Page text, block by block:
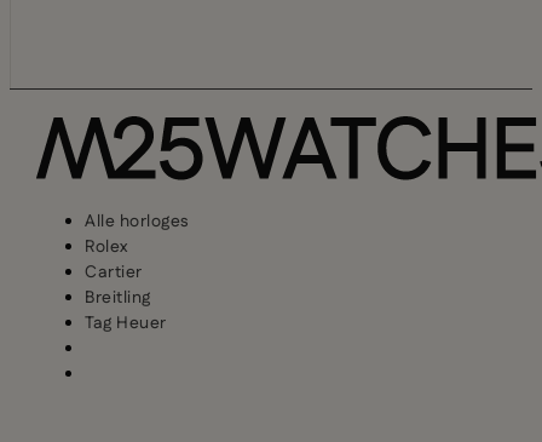
Alle horloges
Rolex
Cartier
Breitling
Tag Heuer